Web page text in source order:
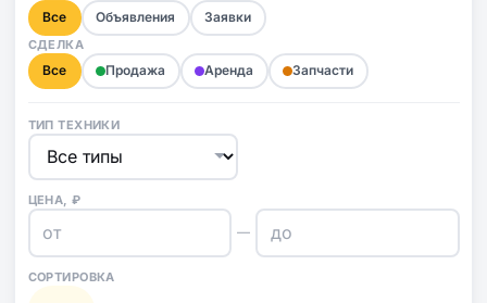
Все Объявления Заявки
СДЕЛКА
Все Продажа Аренда Запчасти
ТИП ТЕХНИКИ
ЦЕНА, ₽
—
СОРТИРОВКА